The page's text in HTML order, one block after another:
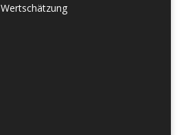
Wertschätzung